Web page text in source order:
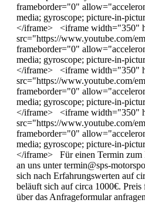
frameborder="0"
media; gyroscope; picture-in-
</iframe> <iframe width="350"
src="https://www.youtube.com/
frameborder="0"
media; gyroscope; picture-in-
</iframe> <iframe width="350"
src="https://www.youtube.com/
frameborder="0"
media; gyroscope; picture-in-
</iframe> <iframe width="350"
src="https://www.youtube.com/
frameborder="0"
media; gyroscope; picture-in-
</iframe> Für einen Termin zum
an uns unter termin@sps-
sich nach Erfahrungswerten auf
beläuft sich auf circa 1000€.
über das Anfrageformular